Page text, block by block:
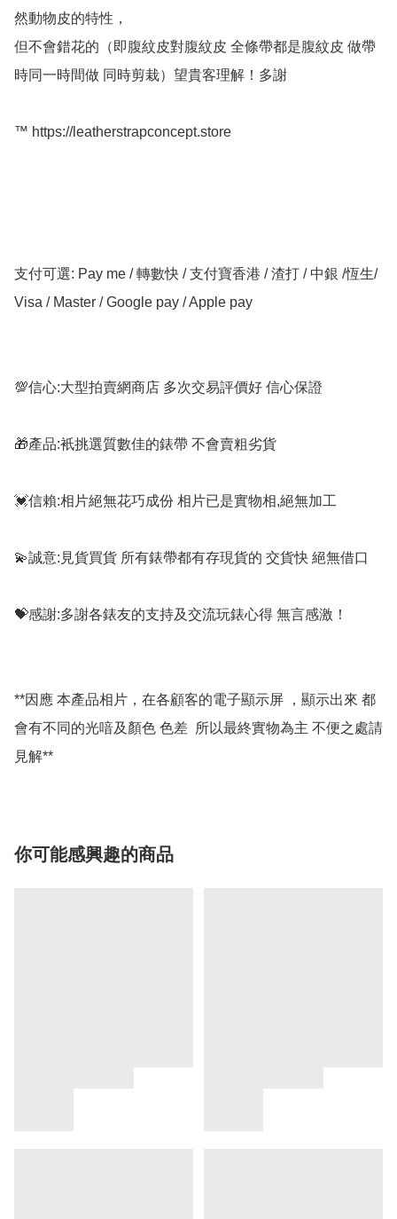
然動物皮的特性，
但不會錯花的（即腹紋皮對腹紋皮 全條帶都是腹紋皮 做帶
時同一時間做 同時剪栽）望貴客理解！多謝
™️ https://leatherstrapconcept.store
支付可選: Pay me / 轉數快 / 支付寶香港 / 渣打 / 中銀 /恆生/
Visa / Master / Google pay / Apple pay
💯信心:大型拍賣網商店 多次交易評價好 信心保證
🎁產品:衹挑選質數佳的錶帶 不會賣粗劣貨
💓信賴:相片絕無花巧成份 相片已是實物相,絕無加工
💫誠意:見貨買貨 所有錶帶都有存現貨的 交貨快 絕無借口
💝感謝:多謝各錶友的支持及交流玩錶心得 無言感激！
**因應 本產品相片，在各顧客的電子顯示屏 ，顯示出來 都
會有不同的光喑及顏色 色差  所以最終實物為主 不便之處請
你可能感興趣的商品